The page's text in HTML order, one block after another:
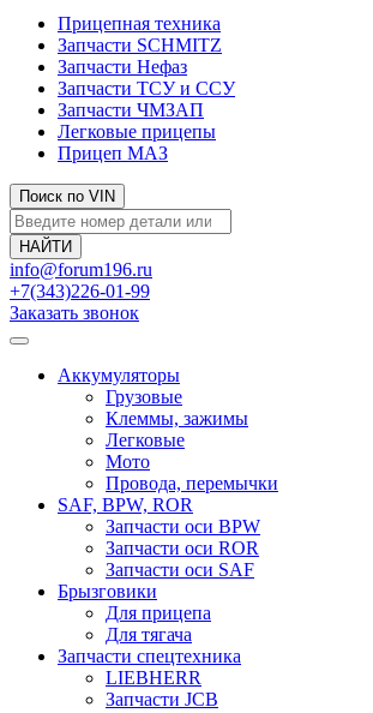
Прицепная техника
Запчасти SCHMITZ
Запчасти Нефаз
Запчасти ТСУ и ССУ
Запчасти ЧМЗАП
Легковые прицепы
Прицеп МАЗ
Поиск по VIN
info@forum196.ru
+7(343)226-01-99
Заказать звонок
Аккумуляторы
Грузовые
Клеммы, зажимы
Легковые
Мото
Провода, перемычки
SAF, BPW, ROR
Запчасти оси BPW
Запчасти оси ROR
Запчасти оси SAF
Брызговики
Для прицепа
Для тягача
Запчасти спецтехника
LIEBHERR
Запчасти JCB